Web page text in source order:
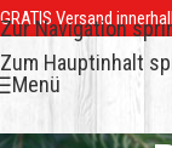
Zur Navigation
Zum Hauptinhalt
GRATIS Versand
Menü